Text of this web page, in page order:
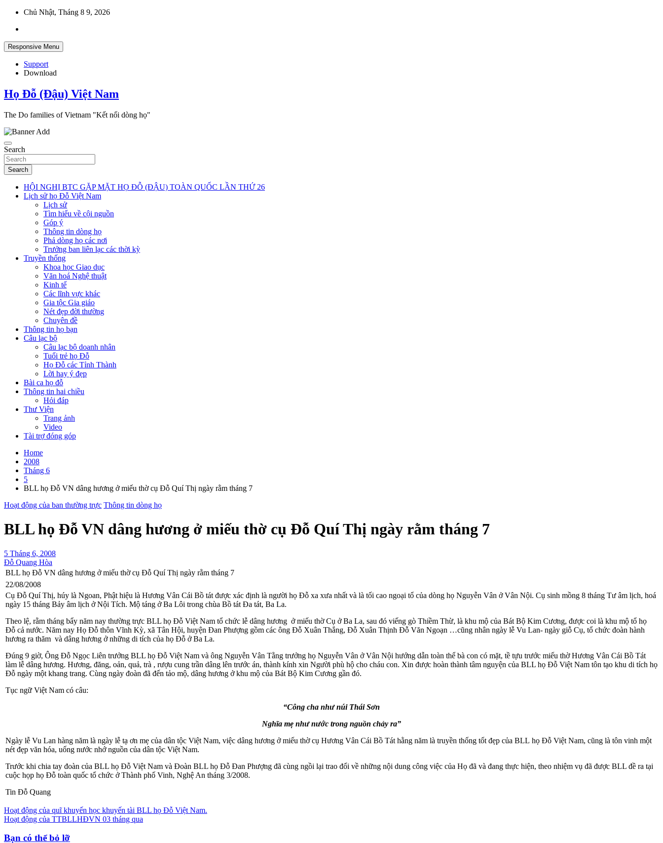
Skip
content
Chủ Nhật, Tháng 8 9, 2026
Responsive Menu
Support
Download
Họ Đỗ (Đậu) Việt Nam
The Do families of Vietnam "Kết nối dòng họ"
Search
Search
HỘI NGHỊ BTC GẶP MẶT HỌ ĐỖ (ĐẬU) TOÀN QUỐC LẦN THỨ 26
Lịch sử họ Đỗ Việt Nam
Lịch sử
Tìm hiểu về cội nguồn
Góp ý
Thông tin dòng họ
Phả dòng họ các nơi
Trưởng ban liên lạc các thời kỳ
Truyền thống
Khoa học Giao dục
Văn hoá Nghệ thuật
Kinh tế
Các lĩnh vực khác
Gia tộc Gia giáo
Nét đẹp đời thường
Chuyên đề
Thông tin họ bạn
Câu lạc bộ
Câu lạc bộ doanh nhân
Tuổi trẻ họ Đỗ
Họ Đỗ các Tỉnh Thành
Lời hay ý đẹp
Bài ca họ đỗ
Thông tin hai chiều
Hỏi đáp
Thư Viện
Trang ảnh
Video
Tài trợ đóng góp
Home
2008
Tháng 6
5
BLL họ Đỗ VN dâng hương ở miếu thờ cụ Đỗ Quí Thị ngày rằm tháng 7
Hoạt động của ban thường trực Thông tin dòng họ
BLL họ Đỗ VN dâng hương ở miếu thờ cụ Đỗ Quí Thị ngày rằm tháng 7
5 Tháng 6, 2008
Đỗ Quang Hòa
BLL họ Đỗ VN dâng hương ở miếu thờ cụ Đỗ Quí Thị ngày rằm tháng 7
22/08/2008
Cụ Đỗ Quí Thị, húy là Ngoan, Phật hiệu là Hương Vân Cái Bồ tát được xác định là người họ Đỗ xa xưa nhất và là tối cao ngoại tổ của dòng họ Nguyễn Vân ở Vân Nội. Cụ sinh mồng 8 tháng Tư âm lịch, hoá
ngày 15 tháng Bảy âm lịch ở Nội Tích. Mộ táng ở Ba Lôi trong chùa Bồ tát Đa tát, Ba La.
Theo lệ, rằm tháng bẩy năm nay thường trực BLL họ Đỗ Việt Nam tổ chức lễ dâng hương ở miếu thờ Cụ ở Ba La, sau đó viếng gò Thiềm Thừ, là khu mộ của Bát Bộ Kim Cương, được coi là khu mộ tổ họ
Đỗ cả nước. Năm nay Họ Đỗ thôn Vĩnh Kỳ, xã Tân Hội, huyện Đan Phượng gồm các ông Đỗ Xuân Thắng, Đỗ Xuân Thịnh Đỗ Văn Ngoạn …cũng nhân ngày lễ Vu Lan- ngày giỗ Cụ, tổ chức đoàn hành
hương ra thăm và dâng hương ở những di tích của họ Đỗ ở Ba La.
Đúng 9 giờ, Ông Đỗ Ngọc Liên trưởng BLL họ Đỗ Việt Nam và ông Nguyễn Vân Tằng trưởng họ Nguyễn Vân ở Vân Nội hướng dẫn toàn thể bà con có mặt, tề tựu trước miếu thờ Hương Vân Cái Bồ Tát
làm lễ dâng hương. Hương, đăng, oản, quả, trà , rượu cung trần dâng lên trước án, thành kính xin Người phù hộ cho cháu con. Xin được hoàn thành tâm nguyện của BLL họ Đỗ Việt Nam tôn tạo khu di tích họ
Đỗ ngày một khang trang. Cùng ngày đoàn đã đến tảo mộ, dâng hương ở khu mộ của Bát Bộ Kim Cương gần đó.
Tục ngữ Việt Nam có câu:
“Công cha như núi Thái Sơn
Nghĩa mẹ như nước trong nguồn chảy ra”
Ngày lễ Vu Lan hàng năm là ngày lễ tạ ơn mẹ của dân tộc Việt Nam, việc dâng hương ở miếu thờ cụ Hương Vân Cái Bồ Tát hằng năm là truyền thống tốt đẹp của BLL họ Đỗ Việt Nam, cũng là tôn vinh một
nét đẹp văn hóa, uống nước nhớ nguồn của dân tộc Việt Nam.
Trước khi chia tay đoàn của BLL họ Đỗ Việt Nam và Đoàn BLL họ Đỗ Đan Phượng đã cùng ngồi lại trao đổi về những nội dung công việc của Họ đã và đang thực hiện, theo nhiệm vụ đã được BLL đề ra tại
cuộc họp họ Đỗ toàn quốc tổ chức ở Thành phố Vinh, Nghệ An tháng 3/2008.
Tin Đỗ Quang
Điều
hướng
bài
Hoạt động của quĩ khuyến học khuyến tài BLL họ Đỗ Việt Nam.
Hoạt động của TTBLLHĐVN 03 tháng qua
Bạn có thể bỏ lỡ